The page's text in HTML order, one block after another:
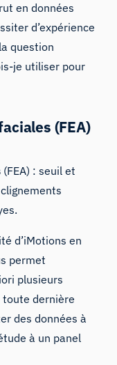
en données
d’expérience
question
je utiliser pour
(FEA)
(FEA) : seuil et
d’iMotions en
permet
plusieurs
toute dernière
des données à
à un panel